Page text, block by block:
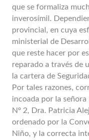
que se formaliza
inverosímil.
provincial, en cuya
ministerial de
que reste hacer por
reparado a través de
la cartera de
Por tales razones,
incoada por la
Nº 2, Dra. Patricia
ordenado por la
Niño, y la correcta